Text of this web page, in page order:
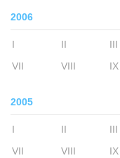
2006
I II III
VII
VIII IX
2005
I II III
VII
VIII IX